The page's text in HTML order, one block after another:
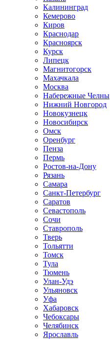
Калининград
Кемерово
Киров
Краснодар
Красноярск
Курск
Липецк
Магнитогорск
Махачкала
Москва
Набережные Челны
Нижний Новгород
Новокузнецк
Новосибирск
Омск
Оренбург
Пенза
Пермь
Ростов-на-Дону
Рязань
Самара
Санкт-Петербург
Саратов
Севастополь
Сочи
Ставрополь
Тверь
Тольятти
Томск
Тула
Тюмень
Улан-Удэ
Ульяновск
Уфа
Хабаровск
Чебоксары
Челябинск
Ярославль